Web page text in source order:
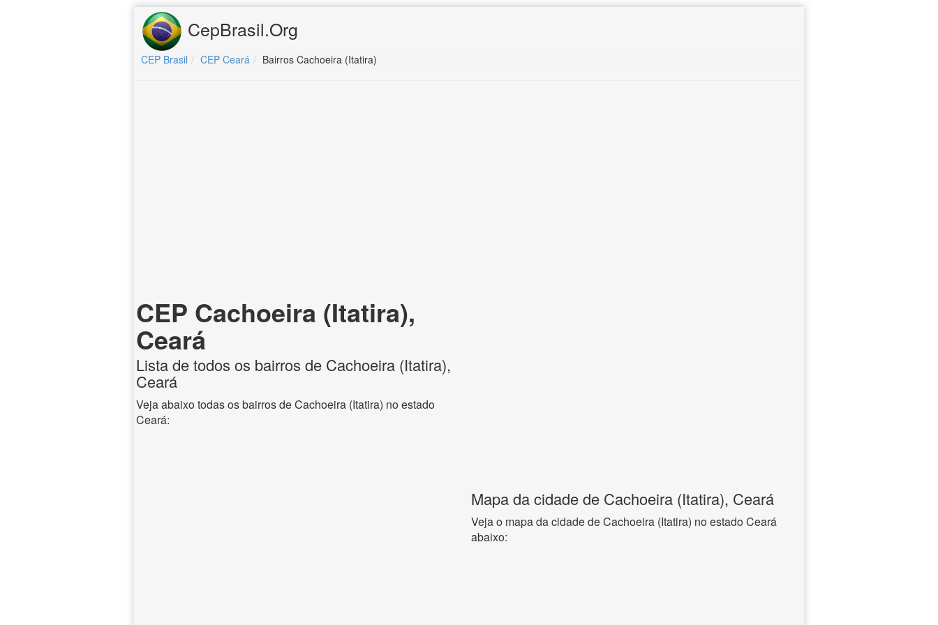
CepBrasil.Org
CEP Brasil CEP Ceará Bairros Cachoeira (Itatira)
CEP Cachoeira (Itatira),
Ceará
Lista de todos os bairros de Cachoeira (Itatira),
Ceará
Veja abaixo todas os bairros de Cachoeira (Itatira) no estado
Ceará:
Mapa da cidade de Cachoeira (Itatira), Ceará
Veja o mapa da cidade de Cachoeira (Itatira) no estado Ceará
abaixo: